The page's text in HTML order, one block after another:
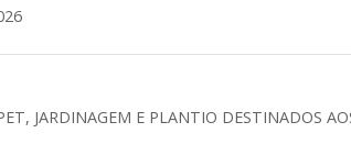
JARDINAGEM E PLANTIO DESTINADOS